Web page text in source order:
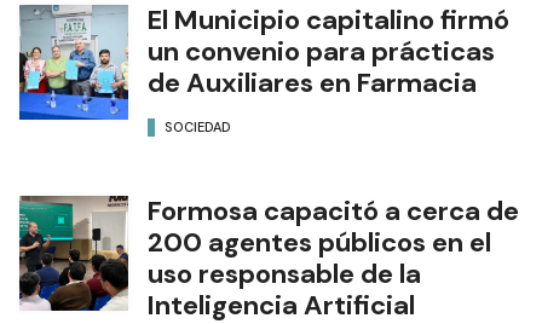
El Municipio capitalino firmó
un convenio para prácticas
de Auxiliares en Farmacia
SOCIEDAD
Formosa capacitó a cerca de
200 agentes públicos en el
uso responsable de la
Inteligencia Artificial